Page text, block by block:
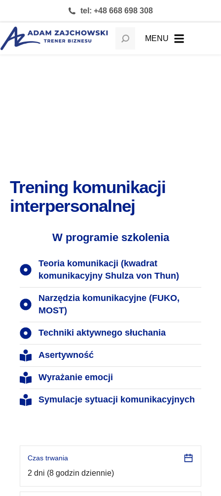
tel: +48 668 698 308
MENU
Trening komunikacji
interpersonalnej
W programie szkolenia
Teoria komunikacji (kwadrat
komunikacyjny Shulza von Thun)
Narzędzia komunikacyjne (FUKO,
MOST)
Techniki aktywnego słuchania
Asertywność
Wyrażanie emocji
Symulacje sytuacji komunikacyjnych
Czas trwania
2 dni (8 godzin dziennie)